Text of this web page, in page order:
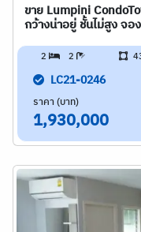
ขาย Lumpini
กว้างน่าอยู่ ชั้นไม่สูง จอ
2 2
LC21-0246
ราคา (บาท)
1,930,000